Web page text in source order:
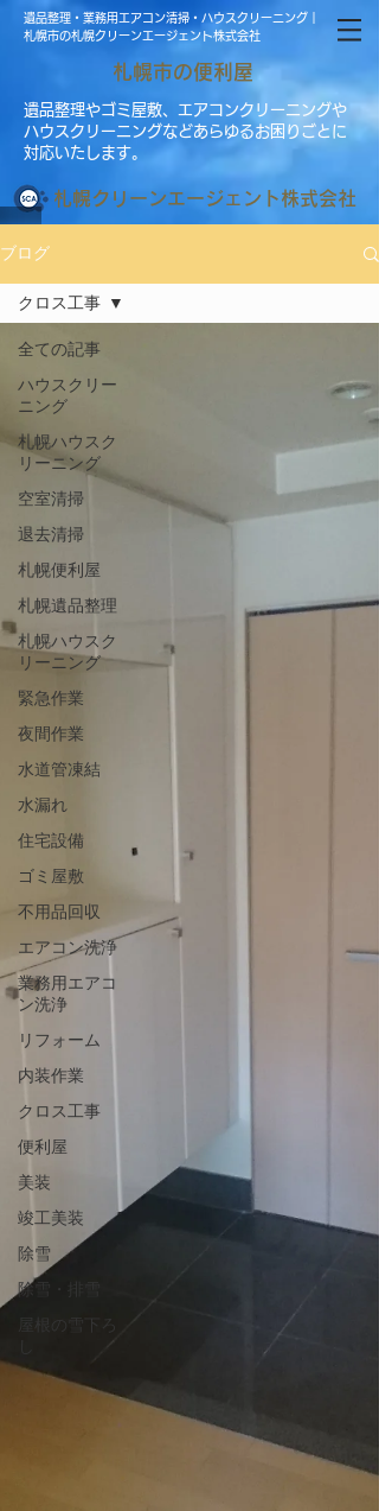
遺品整理・業務用エアコン清掃・ハウスクリーニング｜
札幌市の札幌クリーンエージェント株式会社
札幌市の便利屋
遺品整理やゴミ屋敷、エアコンクリーニングや
ハウスクリーニングなどあらゆるお困りごとに
対応いたします。
​札幌クリーンエージェント株式会社
ブログ
全ての記事
ハウスクリー
ニング
札幌ハウスク
リーニング
空室清掃
退去清掃
札幌便利屋
札幌遺品整理
札幌ハウスク
リーニング
緊急作業
夜間作業
水道管凍結
水漏れ
住宅設備
ゴミ屋敷
不用品回収
エアコン洗浄
業務用エアコ
ン洗浄
リフォーム
内装作業
クロス工事
便利屋
美装
竣工美装
除雪
除雪・排雪
屋根の雪下ろ
クロス工事